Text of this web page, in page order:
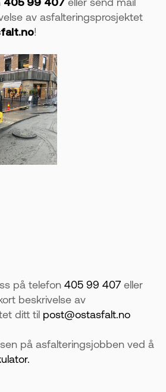
av asfalteringsprosjektet
!
på telefon 405 99 407 eller
beskrivelse av
ditt til post@ostasfalt.no
på asfalteringsjobben ved å